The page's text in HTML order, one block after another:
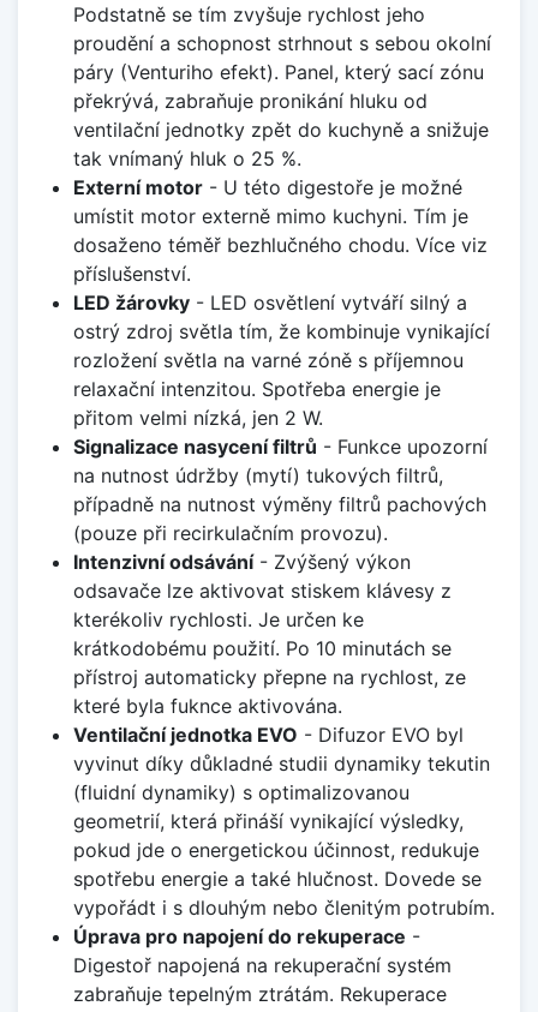
Podstatně se tím zvyšuje rychlost jeho
proudění a schopnost strhnout s sebou okolní
páry (Venturiho efekt). Panel, který sací zónu
překrývá, zabraňuje pronikání hluku od
ventilační jednotky zpět do kuchyně a snižuje
tak vnímaný hluk o 25 %.
Externí motor- U této digestoře je možné
umístit motor externě mimo kuchyni. Tím je
dosaženo téměř bezhlučného chodu. Více viz
příslušenství.
LED žárovky- LED osvětlení vytváří silný a
ostrý zdroj světla tím, že kombinuje vynikající
rozložení světla na varné zóně s příjemnou
relaxační intenzitou. Spotřeba energie je
přitom velmi nízká, jen 2 W.
Signalizace nasycení filtrů - Funkce upozorní
na nutnost údržby (mytí) tukových filtrů,
případně na nutnost výměny filtrů pachových
(pouze při recirkulačním provozu).
Intenzivní odsávání- Zvýšený výkon
odsavače lze aktivovat stiskem klávesy z
kterékoliv rychlosti. Je určen ke
krátkodobému použití. Po 10 minutách se
přístroj automaticky přepne na rychlost, ze
které byla fuknce aktivována.
Ventilační jednotka EVO - Difuzor EVO byl
vyvinut díky důkladné studii dynamiky tekutin
(fluidní dynamiky) s optimalizovanou
geometrií, která přináší vynikající výsledky,
pokud jde o energetickou účinnost, redukuje
spotřebu energie a také hlučnost. Dovede se
vypořádt i s dlouhým nebo členitým potrubím.
Úprava pro napojení do rekuperace -
Digestoř napojená na rekuperační systém
zabraňuje tepelným ztrátám. Rekuperace